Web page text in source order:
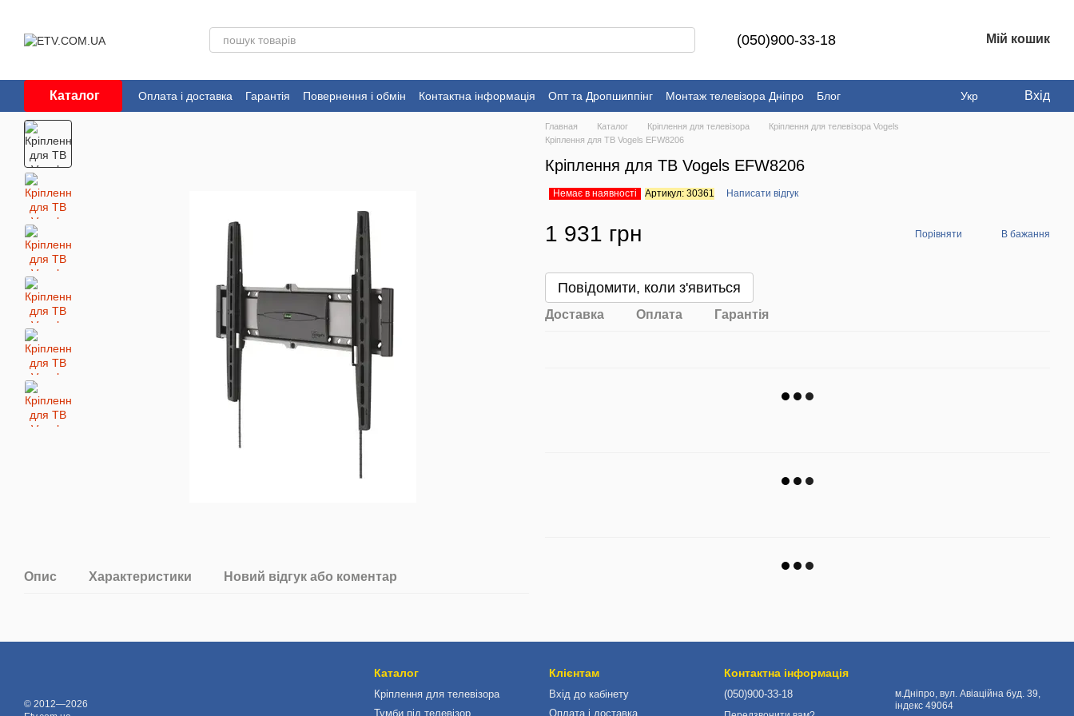
(050)900-33-18 Мій кошик
Каталог Оплата і доставка Гарантія Повернення і обмін Контактна інформація Опт та Дропшиппінг Монтаж телевізора Дніпро
Блог
Угода користувача
Укр Вхід
Опис Характеристики Новий відгук або коментар
Главная Каталог Кріплення для телевізора
Кріплення для телевізора Vogels
Кріплення для ТВ Vogels EFW8206
Кріплення для ТВ Vogels EFW8206
Немає в наявності Артикул: 30361 Написати відгук
1 931 грн Порівняти В бажання
Повідомити, коли з'явиться
Доставка Оплата Гарантія
© 2012—2026
Каталог
Кріплення для телевізора
Тумби під телевізор
Клієнтам
Вхід до кабінету
Оплата і доставка
Контактна інформація
(050)900-33-18
м.Дніпро, вул. Авіаційна буд. 39,
індекс 49064